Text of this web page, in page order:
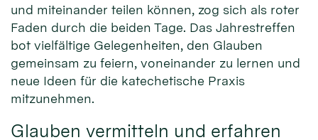
und miteinander teilen können, zog sich als roter
Faden durch die beiden Tage. Das Jahrestreffen
bot vielfältige Gelegenheiten, den Glauben
gemeinsam zu feiern, voneinander zu lernen und
neue Ideen für die katechetische Praxis
mitzunehmen.
Glauben vermitteln und erfahren